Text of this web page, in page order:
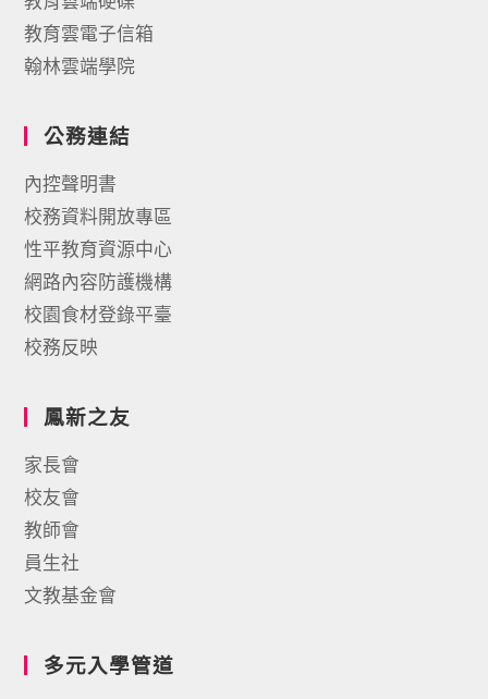
教育雲電子信箱
翰林雲端學院
公務連結
內控聲明書
校務資料開放專區
性平教育資源中心
網路內容防護機構
校園食材登錄平臺
校務反映
鳳新之友
家長會
校友會
教師會
員生社
文教基金會
多元入學管道